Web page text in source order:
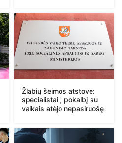
Žlabių šeimos atstovė:
specialistai į pokalbį su
vaikais atėjo nepasiruošę